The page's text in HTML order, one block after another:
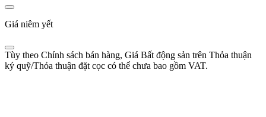
Giá niêm yết
Tùy theo Chính sách bán hàng, Giá Bất động sản trên Thỏa thuận
ký quỹ/Thỏa thuận đặt cọc có thể chưa bao gồm VAT.